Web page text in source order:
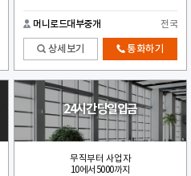
머니로드대부중개 전국
상세보기 통화하기
24시간 당일입금
무직부터 사업자
10에서5000까지